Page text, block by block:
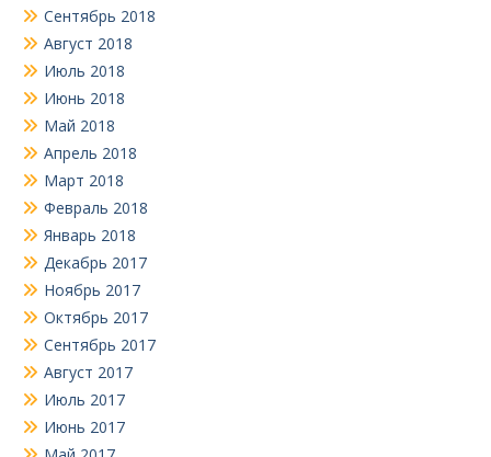
Сентябрь 2018
Август 2018
Июль 2018
Июнь 2018
Май 2018
Апрель 2018
Март 2018
Февраль 2018
Январь 2018
Декабрь 2017
Ноябрь 2017
Октябрь 2017
Сентябрь 2017
Август 2017
Июль 2017
Июнь 2017